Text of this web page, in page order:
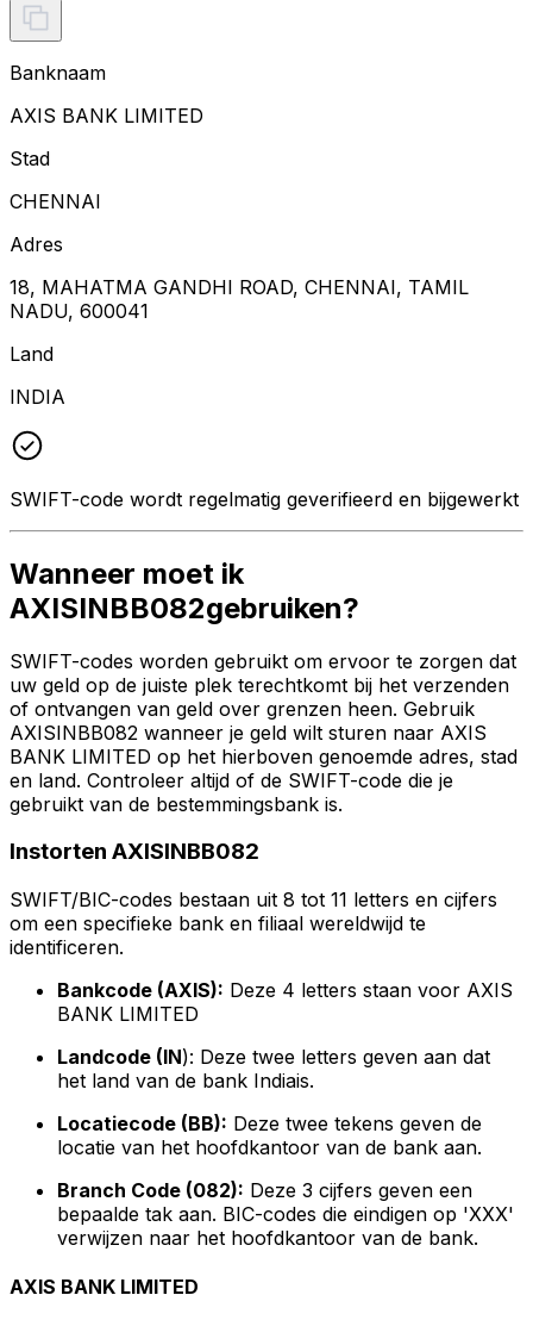
Banknaam
AXIS BANK LIMITED
Stad
CHENNAI
Adres
18, MAHATMA GANDHI ROAD, CHENNAI, TAMIL
NADU, 600041
Land
INDIA
SWIFT-code wordt regelmatig geverifieerd en bijgewerkt
Wanneer moet ik
AXISINBB082gebruiken?
SWIFT-codes worden gebruikt om ervoor te zorgen dat
uw geld op de juiste plek terechtkomt bij het verzenden
of ontvangen van geld over grenzen heen. Gebruik
AXISINBB082 wanneer je geld wilt sturen naar AXIS
BANK LIMITED op het hierboven genoemde adres, stad
en land. Controleer altijd of de SWIFT-code die je
gebruikt van de bestemmingsbank is.
Instorten AXISINBB082
SWIFT/BIC-codes bestaan uit 8 tot 11 letters en cijfers
om een specifieke bank en filiaal wereldwijd te
identificeren.
Bankcode (AXIS): Deze 4 letters staan voor AXIS
BANK LIMITED
Landcode (IN): Deze twee letters geven aan dat
het land van de bank Indiais.
Locatiecode (BB): Deze twee tekens geven de
locatie van het hoofdkantoor van de bank aan.
Branch Code (082): Deze 3 cijfers geven een
bepaalde tak aan. BIC-codes die eindigen op 'XXX'
verwijzen naar het hoofdkantoor van de bank.
AXIS BANK LIMITED